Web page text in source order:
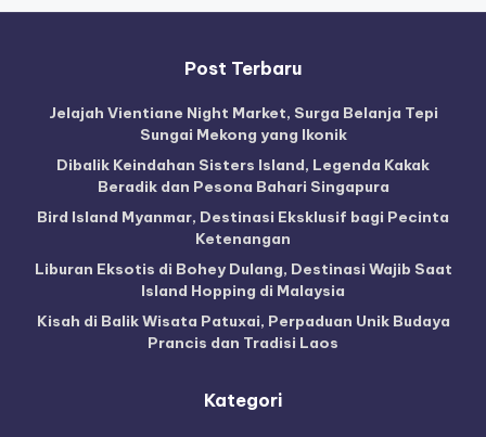
Post Terbaru
Jelajah Vientiane Night Market, Surga Belanja Tepi
Sungai Mekong yang Ikonik
Dibalik Keindahan Sisters Island, Legenda Kakak
Beradik dan Pesona Bahari Singapura
Bird Island Myanmar, Destinasi Eksklusif bagi Pecinta
Ketenangan
Liburan Eksotis di Bohey Dulang, Destinasi Wajib Saat
Island Hopping di Malaysia
Kisah di Balik Wisata Patuxai, Perpaduan Unik Budaya
Prancis dan Tradisi Laos
Kategori